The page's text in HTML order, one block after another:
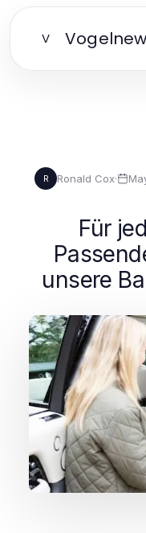
V
R Ronald Cox·
Für
unsere